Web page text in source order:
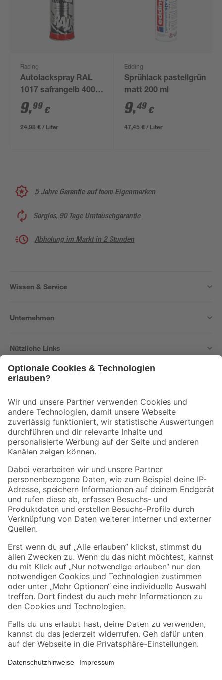
Racing
Autolackspray RAL
1017 safrangelb 400
ml
9,99 €
24,98 € / Liter
Edding
Sprühlack pastellgrün
matt 200 ml
9,49 €
47,45 € / Liter
5 Jahre Garantie auf toom Eigenmarken
Sorglos, 90 Tage Umtauschgarantie
Abholung im Markt in 2 Stunden
Wissen & Service
Unternehmen
Nützliche Links
Der toom Newsletter: Keine Angebote und Aktionen mehr verpassen!
Zur Newsletter Anmeldung
Folge uns
Zahlungsarten Versandarten
Sicher einkaufen
Jetzt die toom-App herunterladen
Alle Preisangaben in EUR inkl. gesetzl. MwSt.. Die dargestellten Angebote sind unter
Umständen nicht in allen Märkten verfügbar. Die angegebenen Verfügbarkeiten beziehen
Produkte nur solange der Vorrat reicht.
*Paketversand ab 59 € versandkostenfrei, gilt nicht für Artikel mit Speditionsversand, hier